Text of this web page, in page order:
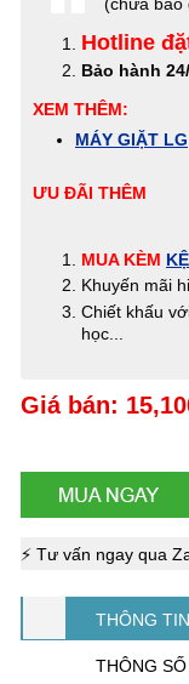
Hotline
Bảo hành
XEM THÊM:
MÁY GIẶT LG
ƯU ĐÃI THÊM
MUA KÈM
Khuyến mãi
Chiết khấu
học...
Giá bán:
⚡ Tư vấn ngay qua
THÔNG
THÔNG